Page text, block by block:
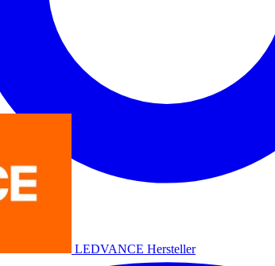
LEDVANCE Hersteller